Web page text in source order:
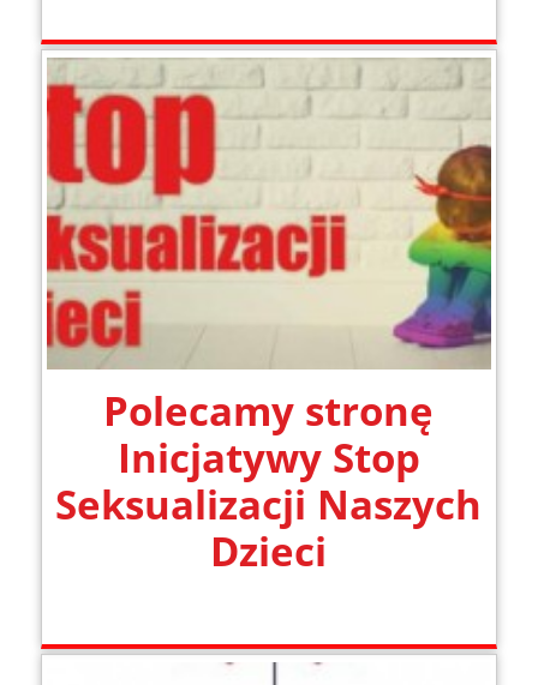
Polecamy stronę
Inicjatywy Stop
Seksualizacji Naszych
Dzieci